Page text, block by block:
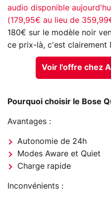
audio disponible
(179,95€ au lieu de
180€ sur le modèle noir
ce prix-là, c'est clairement
Voir l'offre chez
Pourquoi choisir le Bose
Avantages :
Autonomie de 24h
Modes Aware et Quiet
Charge rapide
Inconvénients :